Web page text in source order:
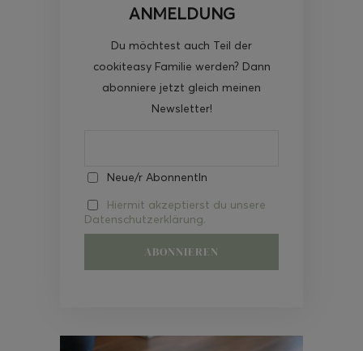
ANMELDUNG
Du möchtest auch Teil der
cookiteasy Familie werden? Dann
abonniere jetzt gleich meinen
Newsletter!
Neue/r AbonnentIn
Hiermit akzeptierst du unsere
Datenschutzerklärung.
Video-